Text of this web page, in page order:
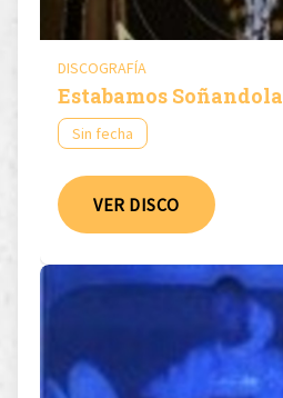
DISCOGRAFÍA
Estabamos Soñandola
Sin fecha
VER DISCO